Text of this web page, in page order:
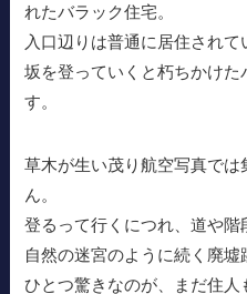
れたバラック住宅。
入口辺りは普通に居住されて
坂を登っていくと朽ちかけた
す。
草木が生い茂り航空写真で
ん。
登るって行くにつれ、道や
自然の迷宮のように続く廃墟
ひとつ驚きなのが、まだ住